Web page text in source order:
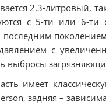
2.3-литровый,
с 5-ти или 6-
с
выбросы
имеет
задняя –